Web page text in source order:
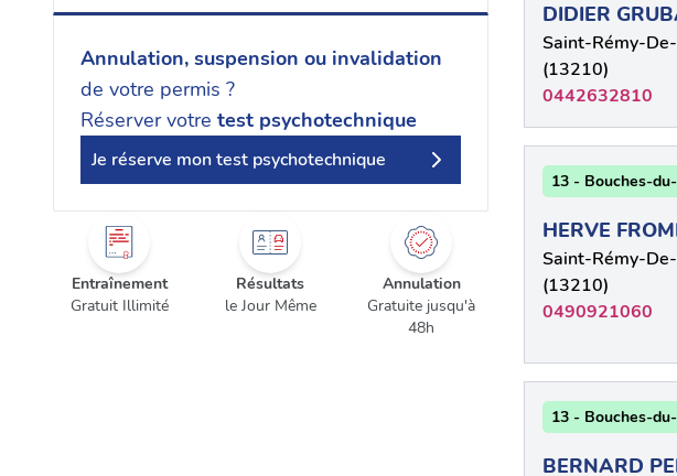
Annulation, suspension ou invalidation
de votre permis ?
Réserver votre test psychotechnique
Je réserve mon test psychotechnique
Entraînement
Gratuit Illimité
Résultats
le Jour Même
Annulation
Gratuite jusqu'à
48h
DIDIER
Saint-Rémy-
(13210)
0442632810
13 - Bouches-
HERVE
Saint-Rémy-
(13210)
0490921060
13 - Bouches-
BERNARD